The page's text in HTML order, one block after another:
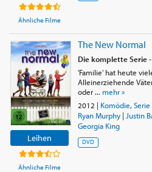
Ähnliche Filme
Leihen
Ähnliche Filme
The New Normal
Die komplette Serie
'Familie' hat heute
Alleinerziehende
oder ... mehr »
2012 | Komödie, Serie
Ryan Murphy| Justin
Georgia King
DVD